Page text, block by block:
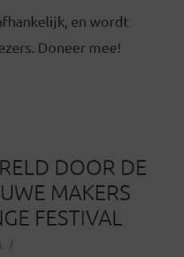
en wordt
Doneer mee!
DOOR DE
MAKERS
FESTIVAL